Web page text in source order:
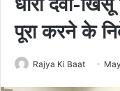
पूरा करने के
Rajya Ki Baat